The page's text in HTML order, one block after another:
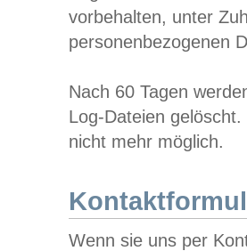
vorbehalten, unter
personenbezogenen
Nach 60 Tagen
Log-Dateien
nicht mehr möglich.
Wenn sie uns per